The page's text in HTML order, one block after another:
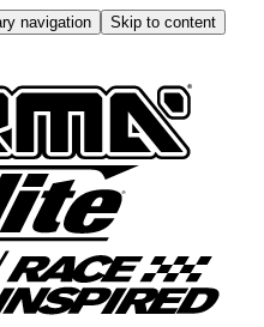
navigation
Skip to content